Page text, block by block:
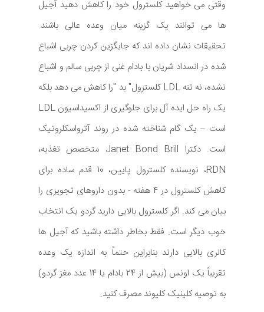
وقتی می خواهید کلسترول خود را کاهش دهید آجیل
ها می توانند یک گزینه میان وعده عالی باشند.
تحقیقات نشان داده اند که جایگزین کردن چربی اشباع
شده در انسداد شریان با بادام غنی از چربی سالم و اشباع
نشده، نه تنه LDL کلسترول" بد "را کاهش می دهد بلکه
یک راه حل ایده آل برای جلوگیری از اکسیداسیون LDL
است – یک گام شناخته شده در روند آترواسکلروتیک
است. دکترا Janet Bond Brill متخصص تغذیه،
RDN، نویسنده كلسترول پایین، 10 قدم ساده برای
كاهش كلسترول در 4 هفته - بدون داروهای تجویزی را
بیان می کند. اگر کلسترول بالایی دارید گردو یک انتخاب
خوب دیگر است. فقط بخاطر داشته باشید که آجیل ها
کالری بالایی دارند بنابراین حتماً به اندازه یک وعده
تقریباً یک اونس (بیش از 24 بادام یا 14 عدد مغز گردو)
به توصیه کلینیک کلیوند مصرف کنید.